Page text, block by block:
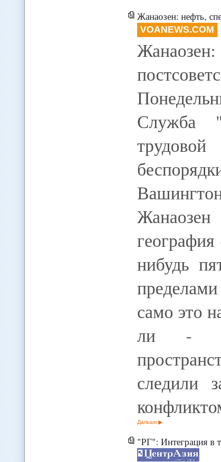
Жанаозен: нефть,
VOANEWS.COM
Служба
нибудь
само это
ли -
следили
Дальше
"РГ": Интеграция в трех